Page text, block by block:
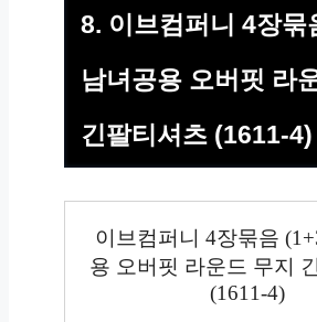
8. 이브컴퍼니 4장묶
남녀공용 오버핏 라
긴팔티셔츠 (1611-4)
이브컴퍼니 4장묶음
용 오버핏 라운드 무지
(1611-4)